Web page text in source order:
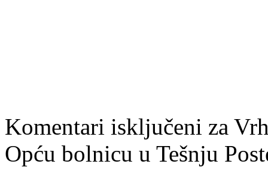
Komentari isključeni za
Opću bolnicu u Tešnju